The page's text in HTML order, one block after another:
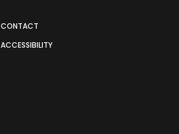
CONTACT
ACCESSIBILITY